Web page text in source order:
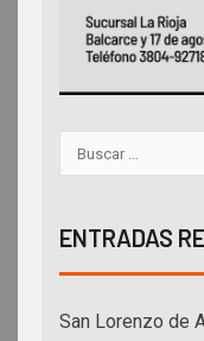
ENTRADAS
San Lorenzo de